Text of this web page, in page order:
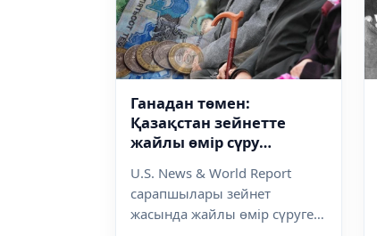
Ганадан төмен:
Қазақстан зейнетте
жайлы өмір сүру
алды
U.S. News & World Report
сарапшылары зейнет
жасында жайлы өмір сүруге